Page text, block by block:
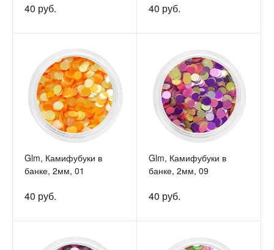
40 руб. 40 руб.
Glm, Камифубуки в
банке, 2мм, 01
40 руб.
Glm, Камифубуки в
банке, 2мм, 09
40 руб.